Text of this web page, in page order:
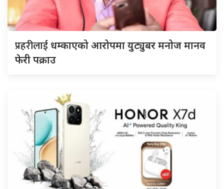
प्रहरीलाई धम्काएको आरोपमा युट्युबर मनोज मानव
फेरी पक्राउ